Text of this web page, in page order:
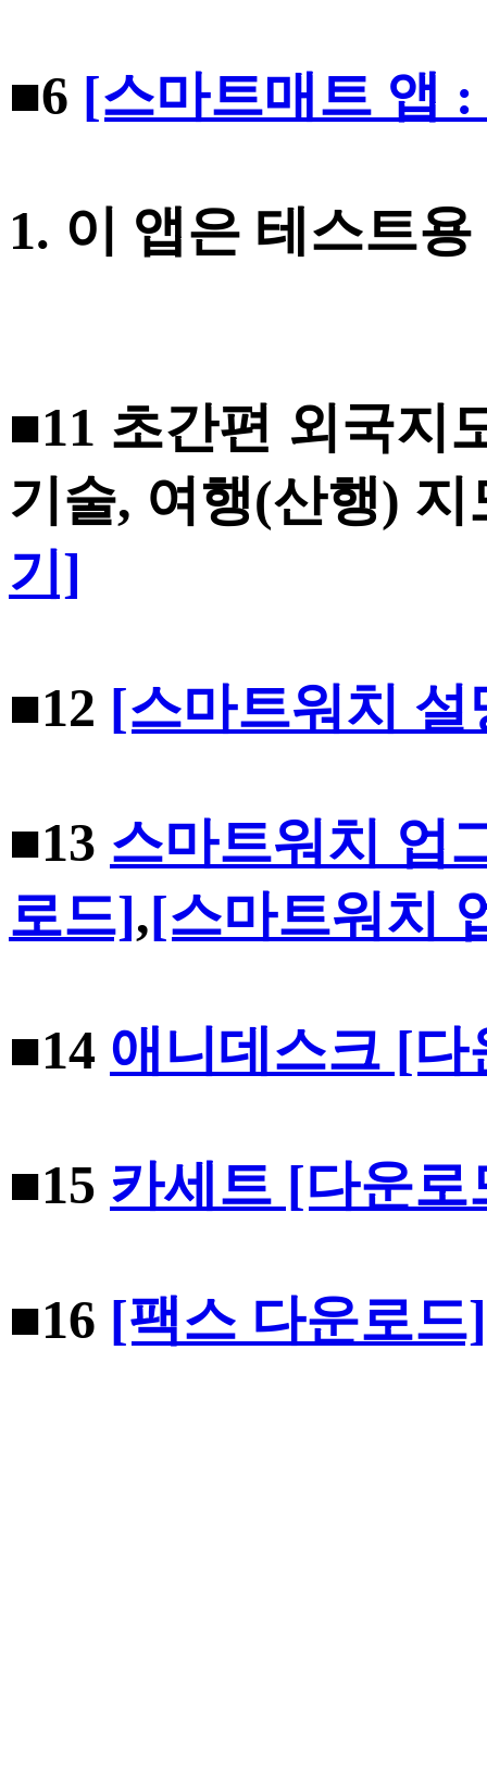
■6 [스마트매트 앱
1. 이 앱은 테스트
■11 초간편 외국지
기술, 여행(산행)
기]
■12 [스마트워치 설
■13 스마트워치 업
로드],[스마트워치
■14 애니데스크 [다
■15 카세트 [다운로
■16 [팩스 다운로드]